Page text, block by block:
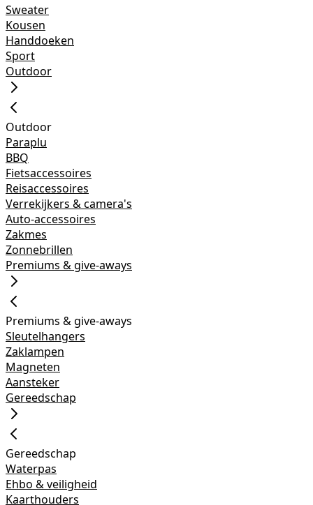
Sweater
Kousen
Handdoeken
Sport
Outdoor
Outdoor
Paraplu
BBQ
Fietsaccessoires
Reisaccessoires
Verrekijkers & camera's
Auto-accessoires
Zakmes
Zonnebrillen
Premiums & give-aways
Premiums & give-aways
Sleutelhangers
Zaklampen
Magneten
Aansteker
Gereedschap
Gereedschap
Waterpas
Ehbo & veiligheid
Kaarthouders